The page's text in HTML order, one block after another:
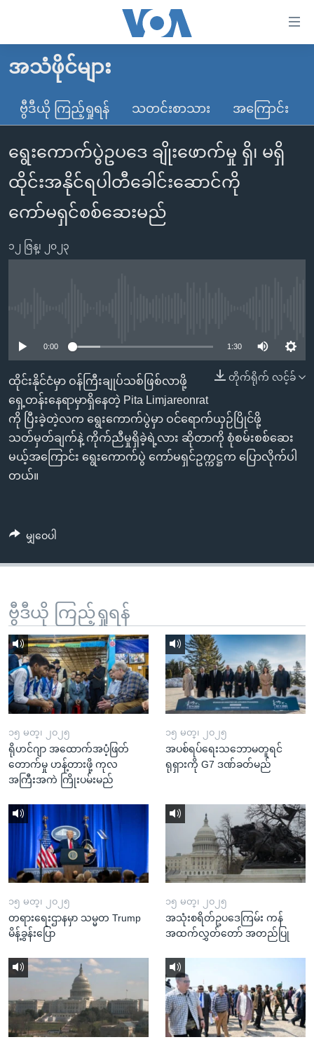
လွယ်ကူ
သည့်
များ
ပင်မ
အကြောင်းအရာ
ကျော်
ကြည့်
ကျော်
ကြည့်
ရှာဖွေ
ကျော်
မူလစာမျက်နှာ
မြန်မာ
ကမ္ဘာ့သတင်းများ
နိုင်ငံတကာ
အမေရိကန်
တရုတ်
အစ္စရေး-ပါလက်စတိုင်း
ဗွီဒီယို
သတင်းလွတ်လပ်ခွင့်
ရပ်ဝန်းတခု လမ်းတခု အလွန်
အင်္ဂလိပ်စာလေ့လာမယ်
အမေရိကန်သုံးအီဒီယံ
အပတ်စဉ်ကဏ္ဍများ
ဗွီအိုအေ လူမှုကွန်ယက်များ
ဘာသာစကားများ
အသံဖိုင်များ
ဗွီဒီယို ကြည့်ရှုရန် သတင်းစာသား အကြောင်း
ရွေးကောက်ပွဲဥပဒေ ချိုးဖောက်မှု ရှိ၊ မရှိ
ထိုင်းအနိုင်ရပါတီခေါင်းဆောင်ကို
ကော်မရှင်စစ်ဆေးမည်
၁၂ ဇြန္၊ ၂၀၂၃
0:00 1:30
တိုက်ရိုက် လင့်ခ်
ထိုင်းနိုင်ငံမှာ ဝန်ကြီးချုပ်သစ်ဖြစ်လာဖို့
ရှေ့တန်းနေရာမှာရှိနေတဲ့ Pita Limjareonrat
ကို ပြီးခဲ့တဲ့လက ရွေးကောက်ပွဲမှာ ဝင်ရောက်ယှဉ်ပြိုင်ဖို့
သတ်မှတ်ချက်နဲ့ ကိုက်ညီမှုရှိခဲ့ရဲ့လား ဆိုတာကို စုံစမ်းစစ်ဆေး
မယ့်အကြောင်း ရွေးကောက်ပွဲ ကော်မရှင်ဥက္ကဋ္ဌက ပြောလိုက်ပါ
တယ်။
မျှဝေပါ
ဗွီဒီယို ကြည့်ရှုရန်
၁၅ မတ္၊ ၂၀၂၅
ရိုဟင်ဂျာ အထောက်အပံ့ဖြတ်
တောက်မှု ဟန့်တားဖို့ ကုလ
အကြီးအကဲ ကြိုးပမ်းမည်
၁၅ မတ္၊ ၂၀၂၅
အပစ်ရပ်ရေးသဘောမတူရင်
ရုရှားကို G7 ဒဏ်ခတ်မည်
၁၅ မတ္၊ ၂၀၂၅
တရားရေးဌာနမှာ သမ္မတ Trump
မိန့်ခွန်းပြော
၁၅ မတ္၊ ၂၀၂၅
အသုံးစရိတ်ဥပဒေကြမ်း ကန်
အထက်လွှတ်တော် အတည်ပြု